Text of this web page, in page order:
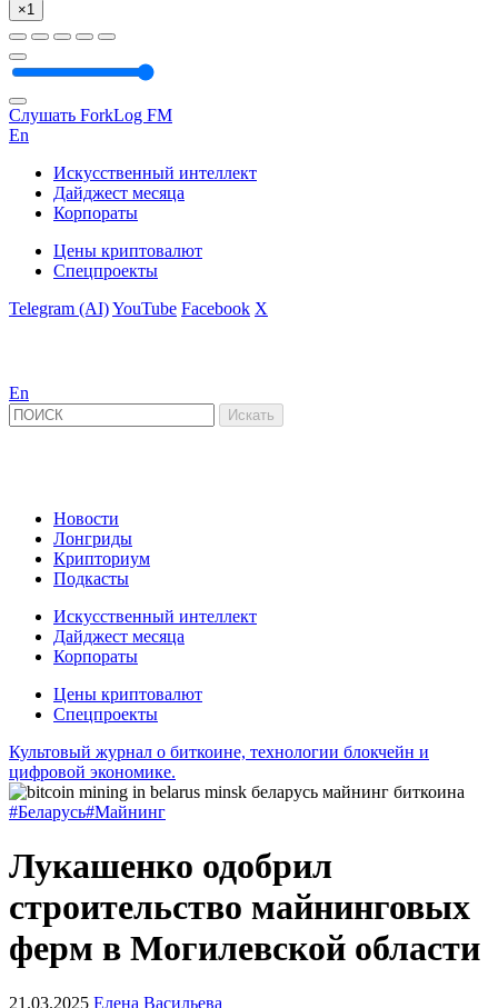
×1
Слушать ForkLog FM
En
Искусственный интеллект
Дайджест месяца
Корпораты
Цены криптовалют
Спецпроекты
Telegram (AI)YouTube Facebook X
En
Новости
Лонгриды
Крипториум
Подкасты
Искусственный интеллект
Дайджест месяца
Корпораты
Цены криптовалют
Спецпроекты
Культовый журнал о биткоине, технологии блокчейн и
цифровой экономике.
#Беларусь#Майнинг
Лукашенко одобрил
строительство майнинговых
ферм в Могилевской области
21.03.2025 Елена Васильева